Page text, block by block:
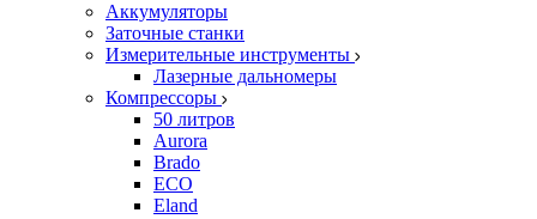
Аккумуляторы
Заточные станки
Измерительные инструменты
Лазерные дальномеры
Компрессоры
50 литров
Aurora
Brado
ECO
Eland